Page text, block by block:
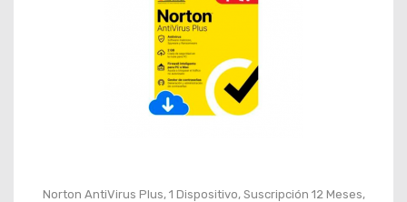
Norton AntiVirus Plus, 1 Dispositivo, Suscripción 12 Meses,